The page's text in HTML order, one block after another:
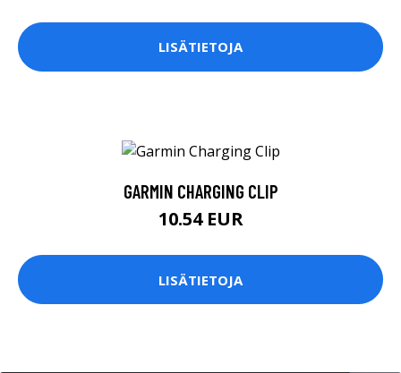
LISÄTIETOJA
GARMIN CHARGING CLIP
10.54 EUR
LISÄTIETOJA